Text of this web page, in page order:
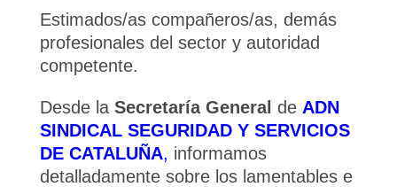
Estimados/as compañeros/as, demás
profesionales del sector y autoridad
competente.
Desde la Secretaría General de ADN
SINDICAL SEGURIDAD Y SERVICIOS
DE CATALUÑA, informamos
detalladamente sobre los lamentables e